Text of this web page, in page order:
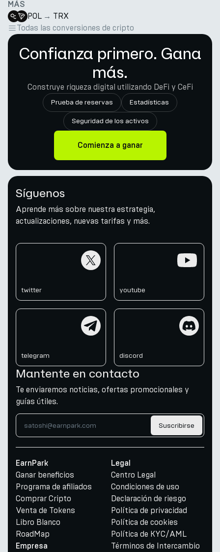
MÁS
POL → TRX
Todas las conversiones de cripto
Confianza primero. Gana
más.
Construye riqueza digital utilizando DeFi y CeFi
Prueba de reservas Estadísticas
Seguridad de los activos
Comienza a ganar
Síguenos
Aprende más sobre nuestra estrategia,
actualizaciones, nuevas tarifas y más.
twitter youtube
telegram discord
Mantente en contacto
Te enviaremos noticias, ofertas promocionales y
guías útiles.
Suscribirse
EarnPark
Ganar beneficios
Programa de afiliados
Comprar Cripto
Venta de Tokens
Libro Blanco
RoadMap
Empresa
Legal
Centro Legal
Condiciones de uso
Declaración de riesgo
Política de privacidad
Política de cookies
Política de KYC/AML
Términos de Intercambio